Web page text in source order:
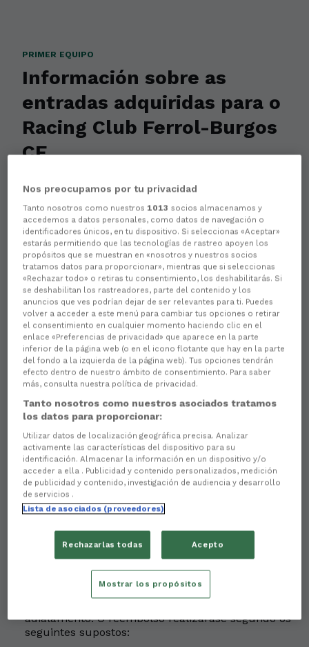
PRIMER EQUIPO
Información sobre as
entradas adquiridas para o
Racing Club Ferrol-Burgos
CF
Os afeccionados xa poden solicitar a
devolución das entradas.
There are no reactions yet. Be the first!
Ante oadialamentodo partido entre oRacing Club
Ferrol e o Burgos CFque debería terse disputado o
domingo en A Malata, o Racing Club Ferrol
comunica:
As entradas adquiridas non terán validez para
a nova datana que se determine a celebración
O Racing Club Ferrolreembolsará o importe da
adialamento. O reembolso realizarase segundo os
seguintes supostos:
Nos preocupamos por tu privacidad
Tanto nosotros como nuestros 1013 socios almacenamos y
accedemos a datos personales, como datos de navegación o
identificadores únicos, en tu dispositivo. Si seleccionas «Aceptar»
estarás permitiendo que las tecnologías de rastreo apoyen los
propósitos que se muestran en «nosotros y nuestros socios
tratamos datos para proporcionar», mientras que si seleccionas
«Rechazar todo» o retiras tu consentimiento, los deshabilitarás. Si
se deshabilitan los rastreadores, parte del contenido y los
anuncios que ves podrían dejar de ser relevantes para ti. Puedes
volver a acceder a este menú para cambiar tus opciones o retirar
el consentimiento en cualquier momento haciendo clic en el
enlace «Preferencias de privacidad» que aparece en la parte
inferior de la página web (o en el icono flotante que hay en la parte
del fondo a la izquierda de la página web). Tus opciones tendrán
efecto dentro de nuestro ámbito de consentimiento. Para saber
más, consulta nuestra política de privacidad.
Tanto nosotros como nuestros asociados tratamos
los datos para proporcionar:
Utilizar datos de localización geográfica precisa. Analizar
activamente las características del dispositivo para su
identificación. Almacenar la información en un dispositivo y/o
acceder a ella . Publicidad y contenido personalizados, medición
de publicidad y contenido, investigación de audiencia y desarrollo
de servicios .
Lista de asociados (proveedores)
Rechazarlas todas Acepto
Mostrar los propósitos